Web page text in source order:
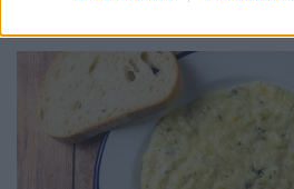
településén lesznek kezelések.